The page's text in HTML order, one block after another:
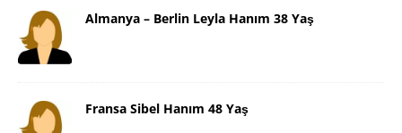
Almanya – Berlin Leyla Hanım 38 Yaş
Fransa Sibel Hanım 48 Yaş